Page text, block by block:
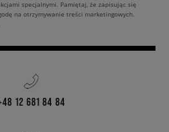
specjalnymi. Pamiętaj, że zapisując się
na otrzymywanie treści marketingowych.
12 681 84 84